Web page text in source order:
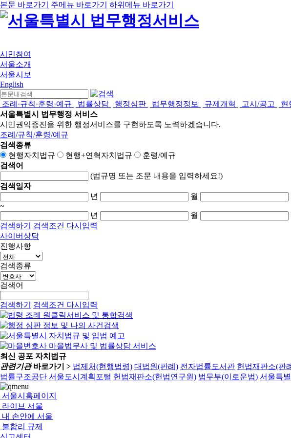
본문 바로가기 주메뉴 바로가기 하위메뉴 바로가기
시민참여
서울소개
서울시보
English
조례·규칙·훈령·예규 법률상담 행정심판 법무행정정보 규제개혁 고시/공고 현
서울특별시 법무행정 서비스
시민권익증진을 위한 행정서비스를 구현하도록 노력하겠습니다.
조례/규칙/훈령/예규
검색종류
현행자치법규
현행+연혁자치법규
훈령/예규
검색어
(법규명 또는 조문 내용을 입력하세요!)
검색일자
년
월
~
년
월
검색하기
검색조건 다시입력
사이버상담
진행사항
검색종류
검색어
검색하기 검색조건 다시입력
최신 공포 자치법규
관련기관바로가기 > 법제처(현행법령) 대법원(판례) 전자법률도서관 헌법재판소(판
법률구조공단 서울도시계획포털 헌법재판소(헌법연구원) 법무부(이로운법) 서울특
서울시홈페이지
라이브 서울
내 손안에 서울
불합리 규제